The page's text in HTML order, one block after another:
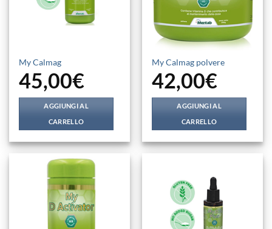
My Calmag
45,00€
AGGIUNGI AL
CARRELLO
My Calmag polvere
42,00€
AGGIUNGI AL
CARRELLO